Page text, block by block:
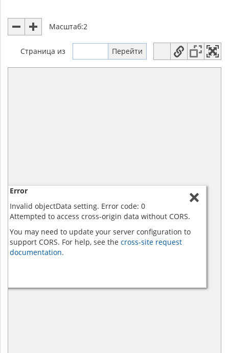
Масштаб:2
Страница из
Error
Invalid objectData setting. Error code: 0
Attempted to access cross-origin data without CORS.
You may need to update your server configuration to
support CORS. For help, see the cross-site request
documentation.